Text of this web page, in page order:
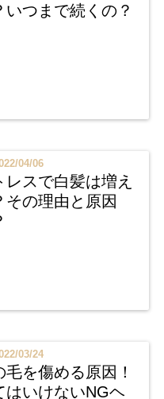
いつまで続くの？
04/06
レスで白髪は増え
その理由と原因
03/24
毛を傷める原因！
はいけないNGヘ